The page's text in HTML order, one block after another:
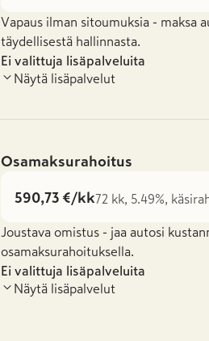
Vapaus ilman sitoumuksia - maksa
täydellisestä hallinnasta.
Ei valittuja lisäpalveluita
Näytä lisäpalvelut
Osamaksurahoitus
590,73 €/kk72 kk, 5.49%,
Joustava omistus - jaa autosi
osamaksurahoituksella.
Ei valittuja lisäpalveluita
Näytä lisäpalvelut